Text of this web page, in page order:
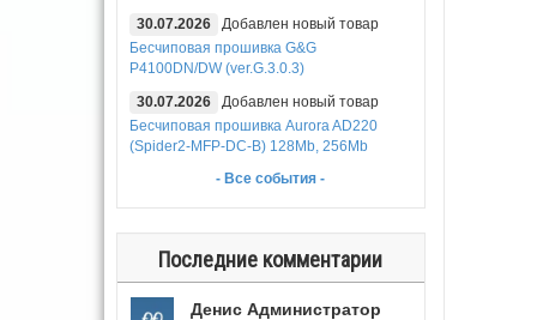
30.07.2026
Добавлен новый товар
Бесчиповая прошивка G&G
P4100DN/DW (ver.G.3.0.3)
30.07.2026
Добавлен новый товар
Бесчиповая прошивка Aurora AD220
(Spider2-MFP-DC-B) 128Mb, 256Mb
- Все события -
Последние комментарии
Денис Администратор